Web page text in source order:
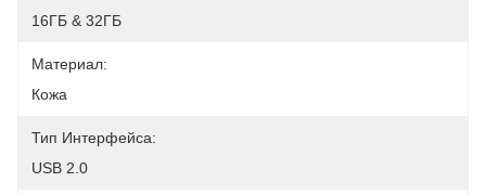
16ГБ & 32ГБ
Материал:
Кожа
Тип Интерфейса:
USB 2.0